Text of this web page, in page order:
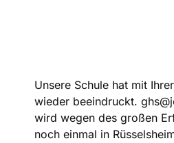
Unsere Schule hat mit
wieder beeindruckt.
wird wegen des großen
noch einmal in